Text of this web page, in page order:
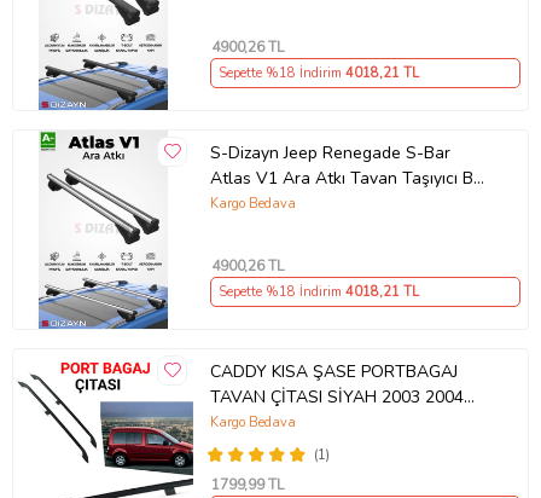
4900,26 TL
Sepette %18 İndirim 4018,21 TL
S-Dizayn Jeep Renegade S-Bar
Atlas V1 Ara Atkı Tavan Taşıyıcı Barı
Gri 130 Cm 2014 Üzeri A+ Kalite
Kargo Bedava
4900,26 TL
Sepette %18 İndirim 4018,21 TL
CADDY KISA ŞASE PORTBAGAJ
TAVAN ÇİTASI SİYAH 2003 2004
2005 2006 2007 2008 2009 2010
(1)
Kargo Bedava
1799,99 TL